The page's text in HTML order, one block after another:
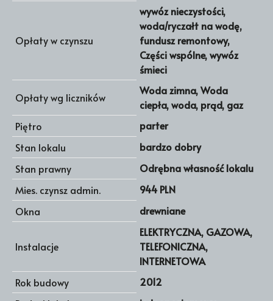
Opłaty w czynszu
wywóz nieczystości,
woda/ryczałt na wodę,
fundusz remontowy,
Części wspólne, wywóz
śmieci
Opłaty wg liczników
Woda zimna, Woda
ciepła, woda, prąd, gaz
Piętro
parter
Stan lokalu
bardzo dobry
Stan prawny
Odrębna własność lokalu
Mies. czynsz admin.
944 PLN
Okna
drewniane
Instalacje
ELEKTRYCZNA, GAZOWA,
TELEFONICZNA,
INTERNETOWA
Rok budowy
2012